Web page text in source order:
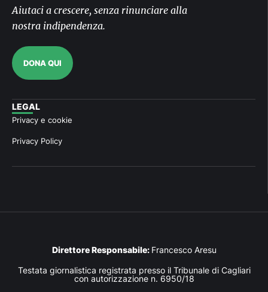
Aiutaci a crescere, senza rinunciare alla
nostra indipendenza.
DONA QUI
LEGAL
Privacy e cookie
Privacy Policy
Direttore Responsabile: Francesco Aresu
Testata giornalistica registrata presso il Tribunale di Cagliari
con autorizzazione n. 6950/18